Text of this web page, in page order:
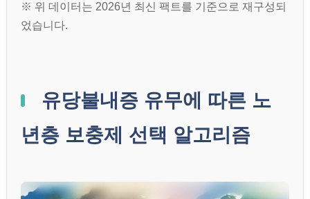
※ 위 데이터는 2026년 최신 팩트를 기준으로 재구성되
었습니다.
유당불내증 유무에 따른 노
년층 보충제 선택 알고리즘